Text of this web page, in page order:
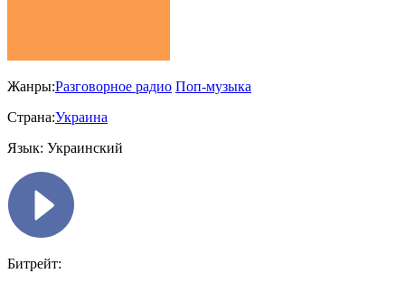
Жанры:Разговорное радио Поп-музыка
Страна:Украина
Язык: Украинский
Битрейт: